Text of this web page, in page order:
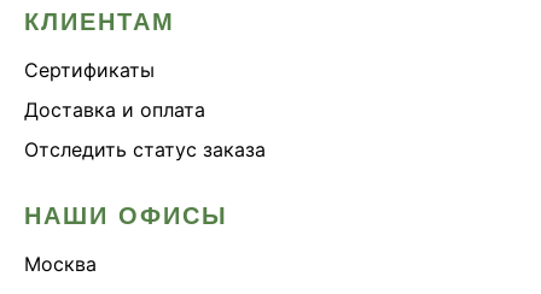
КЛИЕНТАМ
Сертификаты
Доставка и оплата
Отследить статус заказа
НАШИ ОФИСЫ
Москва